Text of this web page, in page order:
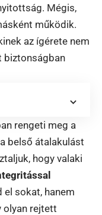
Mégis,
működik.
az ígérete nem
biztonságban
rengeti meg a
belső átalakulást
hogy valaki
el sokat, hanem
olyan rejtett